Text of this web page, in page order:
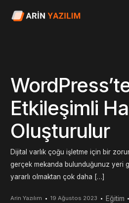
Etkileşimli
Oluşturulur
Dijital varlık çoğu işletme için bir
gerçek mekanda bulunduğunuz yeri
yararlı olmaktan çok daha […]
Arin Yazılım 19 Ağustos 2023 Eğitim